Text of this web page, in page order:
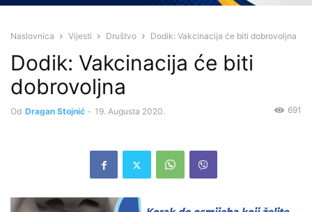
Naslovnica Vijesti Društvo Dodik: Vakcinacija će biti dobrovoljna
Dodik: Vakcinacija će biti
dobrovoljna
Od Dragan Stojnić - 19. Augusta 2020. 691